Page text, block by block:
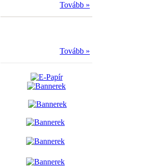
Tovább »
Tovább »